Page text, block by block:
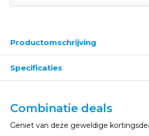
Productomschrijving
Specificaties
Combinatie deals
Geniet van deze geweldige